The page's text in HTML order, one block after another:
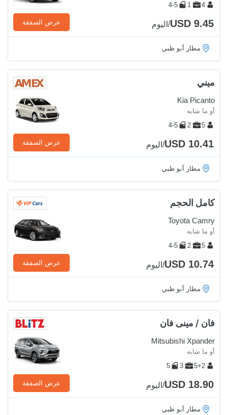
4
1
4-5
USD 9.45/اليوم عرض الصفقة
مطار أبو ظبي
ميني
Kia Picanto
أو ما شابه
5
2
4-5
USD 10.41/اليوم عرض الصفقة
مطار أبو ظبي
كامل الحجم
Toyota Camry
أو ما شابه
5
2
4-5
USD 10.74/اليوم عرض الصفقة
مطار أبو ظبي
فان / مينى فان
Mitsubishi Xpander
أو ما شابه
5+2
3
5
USD 18.90/اليوم عرض الصفقة
مطار أبو ظبي